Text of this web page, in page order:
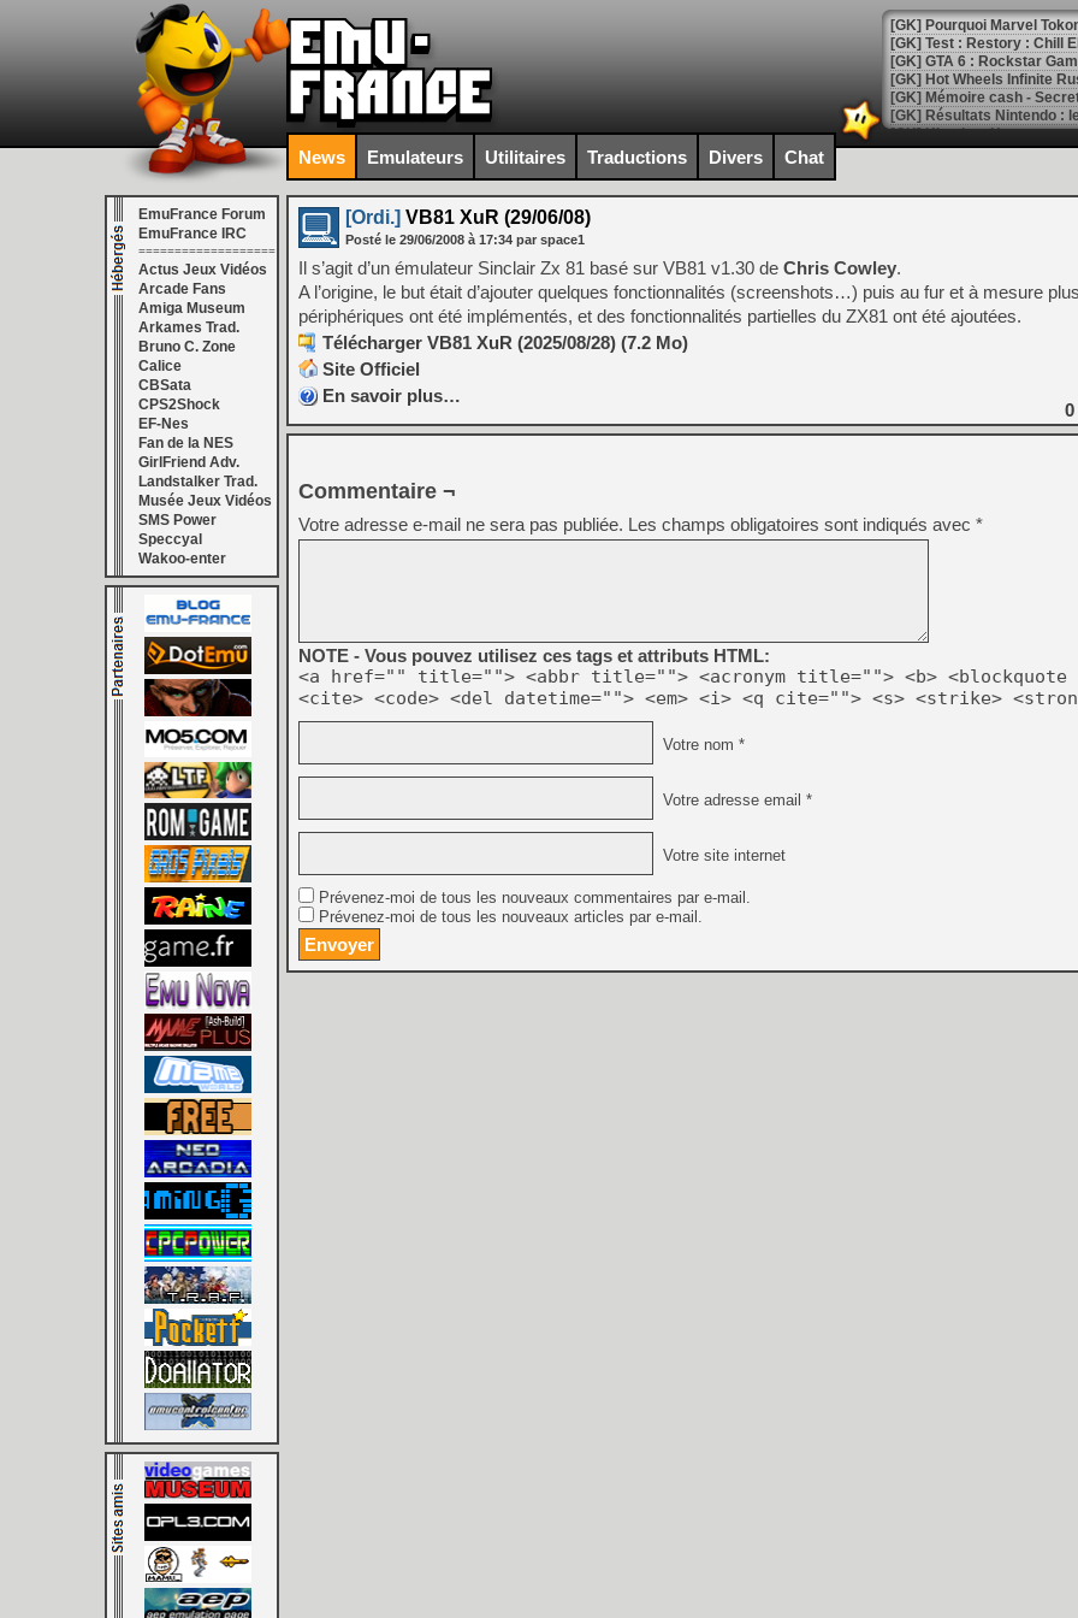
[GK] Pourquoi Marvel
[GK] Test : Restory : Chill
[GK] GTA 6 : Rockstar
[GK] Hot Wheels Infinite
[GK] Mémoire cash -
[GK] Résultats Nintendo :
[GK] Déjà des
[Mo5] Brickboy cherche à
[GK] Minecraft et ses «
[GK] Beast of
[GK] Ubisoft : fin de partie
[GK] Mémoire cash -
[GK] Dan Houser (GTA)
[GK] Comment EA Sports
[GK] Crimson Moon : un
[GK] Isle of Reveries : le
[GK] Moonlighter 2 : The
[GK] Capcom relance
[Mo5] Deux inédits du
[GK] Le beat'em up The
[GK] Endless Legend 2 :
[LS] [PS5] Le WebKit
[GK] Oubliez Crazy Taxi,
[LS] [Switch] NSZ 5.0.0
[GK] No More Room in
[GK] Un chatbot Atelier
[GK] Mémoire cash -
[GK] Nvidia : le prix des
[GK] Suikoden Star Leap
[Mo5] La mini borne
News Emulateurs Utilitaires Traductions Divers Chat
EmuFrance Forum
EmuFrance IRC
===================
Actus Jeux Vidéos
Arcade Fans
Amiga Museum
Arkames Trad.
Bruno C. Zone
Calice
CBSata
CPS2Shock
EF-Nes
Fan de la NES
GirlFriend Adv.
Landstalker Trad.
Musée Jeux Vidéos
SMS Power
Speccyal
Wakoo-enter
[Ordi.] VB81 XuR (29/06/08)
Posté le 29/06/2008 à 17:34 par space1
Il s’agit d’un émulateur Sinclair Zx 81 basé sur VB81 v1.30 de Chris Cowley.
A l’origine, le but était d’ajouter quelques fonctionnalités (screenshots…) puis au fur et à mesure
périphériques ont été implémentés, et des fonctionnalités partielles du ZX81 ont été ajoutées.
Télécharger VB81 XuR (2025/08/28) (7.2 Mo)
Site Officiel
En savoir plus…
0
Commentaire ¬
Votre adresse e-mail ne sera pas publiée. Les champs obligatoires sont indiqués avec *
NOTE - Vous pouvez utilisez ces tags et attributs HTML:
<a href="" title=""> <abbr title=""> <acronym title=""> <b> <blockquote
<cite> <code> <del datetime=""> <em> <i> <q cite=""> <s> <strike>
Votre nom *
Votre adresse email *
Votre site internet
Prévenez-moi de tous les nouveaux commentaires par e-mail.
Prévenez-moi de tous les nouveaux articles par e-mail.